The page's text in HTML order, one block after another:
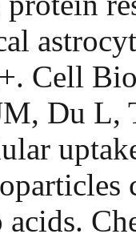
Cell
Du L,
acids.